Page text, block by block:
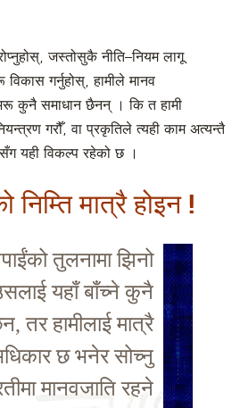
जस्तोसुकै नीति–नियम लागू
गर्नुहोस्, हामीले मानव
कुनै समाधान छैनन् । कि त हामी
गरौँ, वा प्रकृतिले त्यही काम अत्यन्तै
यही विकल्प रहेको छ ।
निम्ति मात्रै होइन !
तुलनामा झिनो
यहाँ बाँच्ने कुनै
तर हामीलाई मात्रै
छ भनेर सोच्नु
मानवजाति रहने